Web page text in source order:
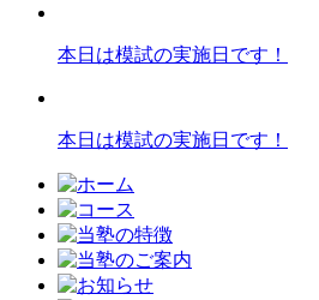
本日は模試の実施日です！
本日は模試の実施日です！